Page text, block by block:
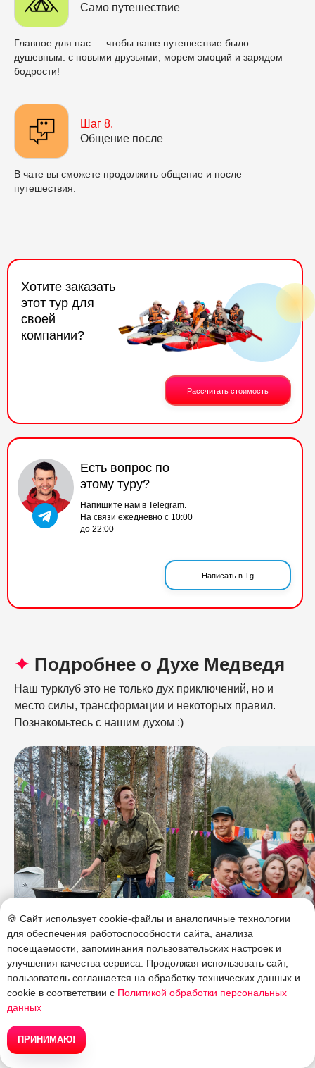
Само путешествие
Главное для нас — чтобы ваше путешествие было
душевным: с новыми друзьями, морем эмоций и зарядом
бодрости!
Шаг 8.
Общение после
В чате вы сможете продолжить общение и после
путешествия.
Есть вопрос по
этому туру?
Напишите нам в Telegram.
На связи ежедневно с 10:00
до 22:00
Написать в Tg
Хотите заказать
этот тур для
своей
компании?
Рассчитать стоимость
✦ Подробнее о Духе Медведя
Наш турклуб это не только дух приключений, но и
место силы, трансформации и некоторых правил.
Познакомьтесь с нашим духом :)
✦Вовлеченность
Мы уверены — чем активнее
участник вовлекается в помощь,
тем больше отдачи и эмоций он
получает от сплава.
✦
Мы любим
🍪 Сайт использует cookie-файлы и аналогичные технологии
для обеспечения работоспособности сайта, анализа
посещаемости, запоминания пользовательских настроек и
улучшения качества сервиса. Продолжая использовать сайт,
пользователь соглашается на обработку технических данных и
cookie в соответствии с Политикой обработки персональных
данных
ПРИНИМАЮ!